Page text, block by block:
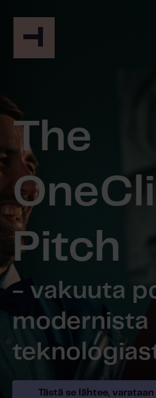
The
One
Pitch
- vakuuta
modernista
Tästä se lähtee,